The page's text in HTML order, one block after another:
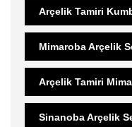
Arçelik Tamiri
Mimaroba Arçelik
Arçelik Tamiri
Sinanoba Arçelik